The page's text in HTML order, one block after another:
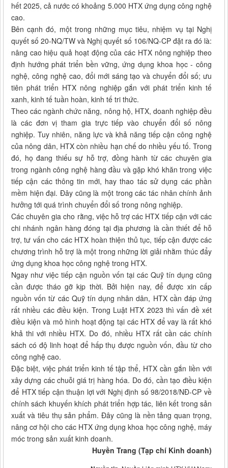
hết 2025, cả nước có khoảng 5.000 HTX ứng dụng công nghệ
cao.
Bên cạnh đó, một trong những mục tiêu, nhiệm vụ tại Nghị
quyết số 20-NQ/TW và Nghị quyết số 106/NQ-CP đặt ra đó là:
nâng cao hiệu quả hoạt động của các HTX nông nghiệp theo
định hướng phát triển bền vững, ứng dụng khoa học - công
nghệ, công nghệ cao, đổi mới sáng tạo và chuyển đổi số; ưu
tiên phát triển HTX nông nghiệp gắn với phát triển kinh tế
xanh, kinh tế tuần hoàn, kinh tế tri thức.
Theo các ngành chức năng, nông hộ, HTX, doanh nghiệp đều
là các đơn vị tham gia trực tiếp vào chuyển đổi số nông
nghiệp. Tuy nhiên, năng lực và khả năng tiếp cận công nghệ
của nông dân, HTX còn nhiều hạn chế do nhiều yếu tố. Trong
đó, họ đang thiếu sự hỗ trợ, đồng hành từ các chuyên gia
trong ngành công nghệ hàng đầu và gặp khó khăn trong việc
tiếp cận các thông tin mới, hay thao tác sử dụng các phần
mềm hiện đại. Đây cũng là một trong các tác nhân chính ảnh
hưởng tới quá trình chuyển đổi số trong nông nghiệp.
Các chuyên gia cho rằng, việc hỗ trợ các HTX tiếp cận với các
chi nhánh ngân hàng đóng tại địa phương là cần thiết để hỗ
trợ, tư vấn cho các HTX hoàn thiện thủ tục, tiếp cận được các
chương trình hỗ trợ là một trong những lời giải nhằm thúc đẩy
ứng dụng khoa học công nghệ trong HTX.
Ngay như việc tiếp cận nguồn vốn tại các Quỹ tín dụng cũng
cần được tháo gỡ kịp thời. Bởi hiện nay, để được xin cấp
nguồn vốn từ các Quỹ tín dụng nhân dân, HTX cần đáp ứng
rất nhiều các điều kiện. Trong Luật HTX 2023 thì vấn đề xét
điều kiện và mô hình hoạt động tại các HTX để vay là rất khó
khả thi với nhiều HTX. Do đó, nhiều HTX rất cần các chính
sách có độ linh hoạt để hấp thụ được nguồn vốn, đầu từ cho
công nghệ cao.
Đặc biệt, việc phát triển kinh tế tập thể, HTX cần gắn liền với
xây dựng các chuỗi giá trị hàng hóa. Do đó, cần tạo điều kiện
để HTX tiếp cận thuận lợi với Nghị định số 98/2018/NĐ-CP về
chính sách khuyến khích phát triển hợp tác, liên kết trong sản
xuất và tiêu thụ sản phẩm. Đây cũng là nền tảng quan trọng,
nâng cơ hội cho các HTX ứng dụng khoa học công nghệ, máy
móc trong sản xuất kinh doanh.
Huyền Trang (Tạp chí Kinh doanh)